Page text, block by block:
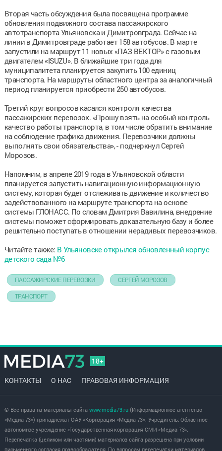
Вторая часть обсуждения была посвящена программе
обновления подвижного состава пассажирского
автотранспорта Ульяновска и Димитровграда. Сейчас на
линии в Димитровграде работает 158 автобусов. В марте
запустили на маршрут 11 новых «ПАЗ ВЕКТОР» с газовым
двигателем «ISUZU». В ближайшие три года для
муниципалитета планируется закупить 100 единиц
транспорта. На маршруты областного центра за аналогичный
период планируется приобрести 250 автобусов.
Третий круг вопросов касался контроля качества
пассажирских перевозок. «Прошу взять на особый контроль
качество работы транспорта, в том числе обратить внимание
на соблюдение графика движения. Перевозчики должны
выполнять свои обязательства», - подчеркнул Сергей
Морозов.
Напомним, в апреле 2019 года в Ульяновской области
планируется запустить навигационную информационную
систему, которая будет отслеживать движение и количество
задействованного на маршруте транспорта на основе
системы ГЛОНАСС. По словам Дмитрия Вавилина, внедрение
системы поможет сформировать доказательную базу и более
решительно поступать в отношении нерадивых перевозчиков.
Читайте также: В Ульяновске открылся обновленный корпус
детского сада №6
ПАССАЖИРСКИЕ ПЕРЕВОЗКИ СЕРГЕЙ МОРОЗОВ
ТРАНСПОРТ
18+
КОНТАКТЫ О НАС ПРАВОВАЯ ИНФОРМАЦИЯ
© Все права на материалы сайта www.media73.ru(Информационное агентство
«Медиа 73») принадлежат ОАУ «Корпорация «Медиа 73». Учредитель: Областное
автономное учреждение «Государственная корпорация СМИ «Медиа 73».
Перепечатка (целиком или частями) материалов сайта разрешена при условии
письменного согласия правообладателя. По вопросам перепечатки материалов